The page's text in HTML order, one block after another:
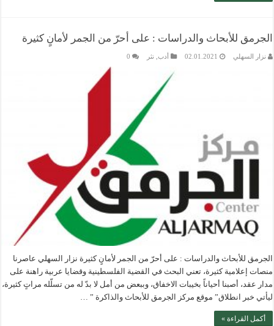
الجرمق للأبحاث والدراسات : على أحرّ من الجمر لأمانٍ كثيرة
نزار السهلي 02.01.2021 أدب نثر 0
الجرمق للأبحاث والدراسات : على أحرّ من الجمر لأمانٍ كثيرة نزار السهلي عاصرنا
منصات إعلامية كثيرة، تعني البحث في القضية الفلسطينية وقضايا عربية راهنة على
مدار عقد، أصبنا أحياناً بخيبات الاخفاق، وببعض من أمل لا بدّ له من تسلّله مراتٍ كثيرة،
ليأتي خبر انطلاق” موقع مركز الجرمق للأبحاث والذاكرة ” …
أكمل القراءة »